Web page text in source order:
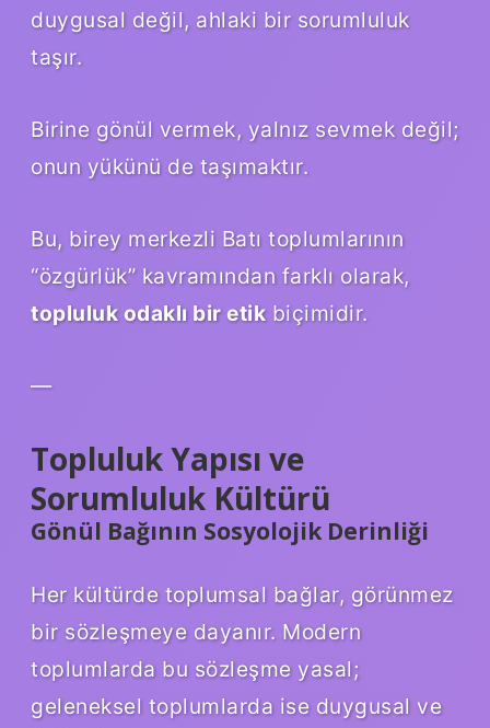
duygusal değil, ahlaki bir sorumluluk
taşır.
Birine gönül vermek, yalnız sevmek değil;
onun yükünü de taşımaktır.
Bu, birey merkezli Batı toplumlarının
“özgürlük” kavramından farklı olarak,
topluluk odaklı bir etikbiçimidir.
—
Topluluk Yapısı ve
Sorumluluk Kültürü
Gönül Bağının Sosyolojik Derinliği
Her kültürde toplumsal bağlar, görünmez
bir sözleşmeye dayanır. Modern
toplumlarda bu sözleşme yasal;
geleneksel toplumlarda ise duygusal ve